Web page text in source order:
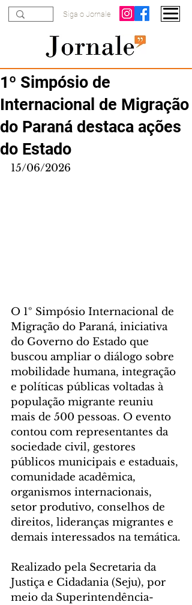
Siga o Jornale
1º Simpósio de
Internacional de Migração
do Paraná destaca ações
do Estado
15/06/2026
O 1º Simpósio Internacional de
Migração do Paraná, iniciativa
do Governo do Estado que
buscou ampliar o diálogo sobre
mobilidade humana, integração
e políticas públicas voltadas à
população migrante reuniu
mais de 500 pessoas. O evento
contou com representantes da
sociedade civil, gestores
públicos municipais e estaduais,
comunidade acadêmica,
organismos internacionais,
setor produtivo, conselhos de
direitos, lideranças migrantes e
demais interessados na temática.
Realizado pela Secretaria da
Justiça e Cidadania (Seju), por
meio da Superintendência-